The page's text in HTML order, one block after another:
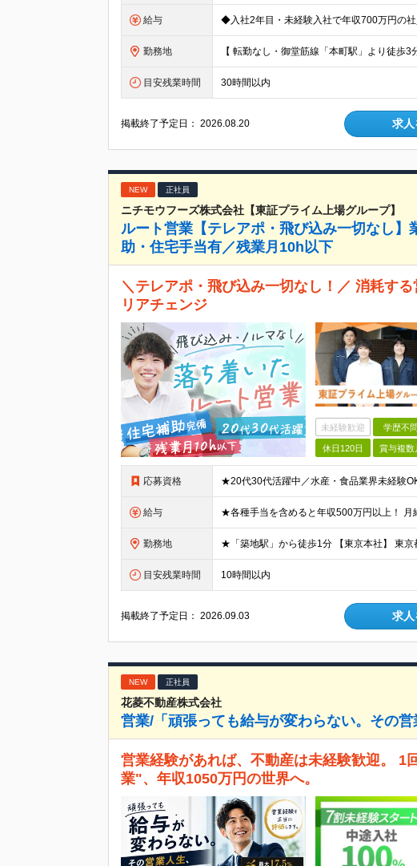
給与
勤務地
目安残業時間 30時間以内
掲載終了予定日：2026.08.20 求人
NEW 正社員
ニチモウフーズ株式会社【東証プライム上場グループ】
ルート営業【テレアポ・飛び込み一切なし
助・住宅手当有／残業月10h以下
＼テレアポ・飛び込み一切なし！／ 消耗す
リアチェンジ
未経験歓迎 学歴不問
休日120日 賞与複数
応募資格
給与
勤務地
目安残業時間 10時間以内
掲載終了予定日：2026.09.03 求人
NEW 正社員
花菱不動産株式会社
営業/「頑張っても給与が変わらない。その営
営業経験があれば、不動産は未経験歓迎。 1
業"、年収1050万円の世界へ。